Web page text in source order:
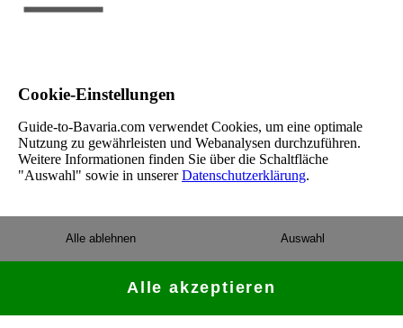
Cookie-Einstellungen
Guide-to-Bavaria.com verwendet Cookies, um eine optimale
Nutzung zu gewährleisten und Webanalysen durchzuführen.
Weitere Informationen finden Sie über die Schaltfläche
"Auswahl" sowie in unsererDatenschutzerklärung.
Auswahl
Alle ablehnen
Alle akzeptieren